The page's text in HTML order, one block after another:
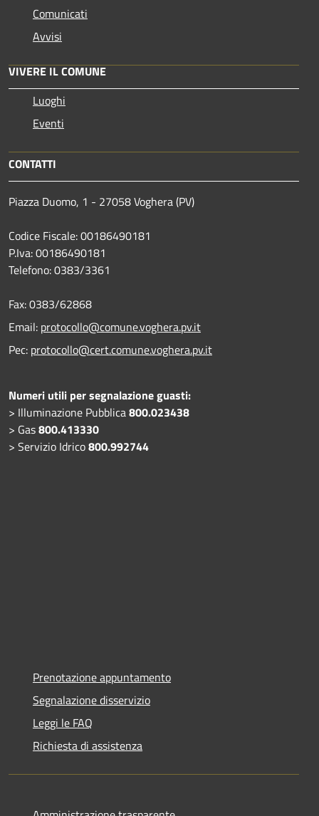
Comunicati
Avvisi
VIVERE IL COMUNE
Luoghi
Eventi
CONTATTI
Piazza Duomo, 1 - 27058 Voghera (PV)
Codice Fiscale: 00186490181
P.Iva: 00186490181
Telefono:0383/3361
Fax:0383/62868
Email: protocollo@comune.voghera.pv.it
Pec: protocollo@cert.comune.voghera.pv.it
Numeri utili per segnalazione guasti:
> Illuminazione Pubblica800.023438
> Gas800.413330
> Servizio Idrico800.992744
Prenotazione appuntamento
Segnalazione disservizio
Leggi le FAQ
Richiesta di assistenza